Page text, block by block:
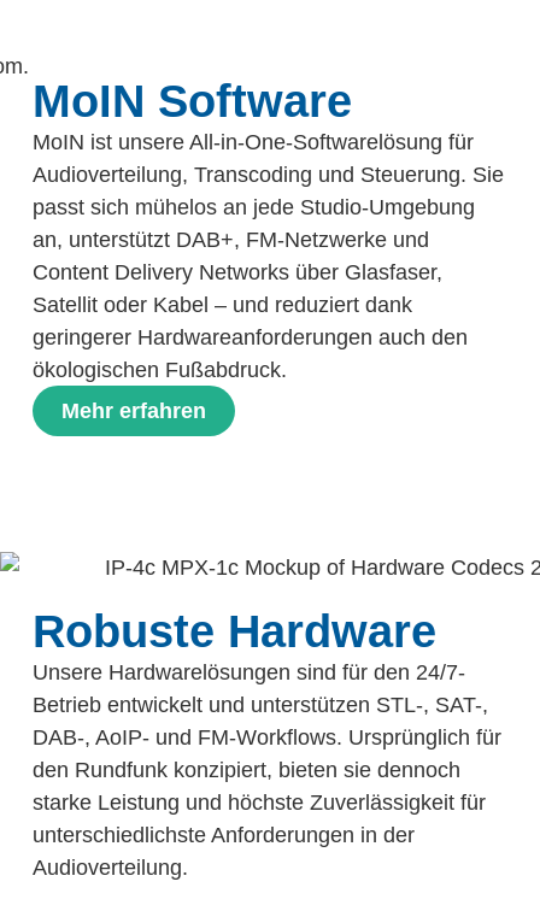
MoIN Software
MoIN ist unsere All-in-One-Softwarelösung für
Audioverteilung, Transcoding und Steuerung. Sie
passt sich mühelos an jede Studio-Umgebung
an, unterstützt DAB+, FM-Netzwerke und
Content Delivery Networks über Glasfaser,
Satellit oder Kabel – und reduziert dank
geringerer Hardwareanforderungen auch den
ökologischen Fußabdruck.
Mehr erfahren
Robuste Hardware
Unsere Hardwarelösungen sind für den 24/7-
Betrieb entwickelt und unterstützen STL-, SAT-,
DAB-, AoIP- und FM-Workflows. Ursprünglich für
den Rundfunk konzipiert, bieten sie dennoch
starke Leistung und höchste Zuverlässigkeit für
unterschiedlichste Anforderungen in der
Audioverteilung.